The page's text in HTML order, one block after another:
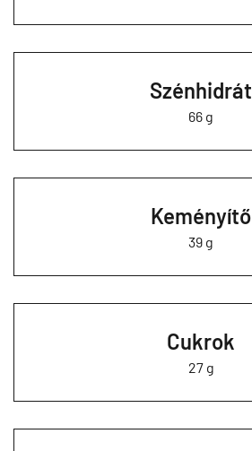
Szénhidrát
66 g
Keményítő
39 g
Cukrok
27 g